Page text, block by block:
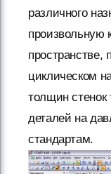
различного
произвольную
пространстве,
циклическом
толщин стенок
деталей на
стандартам.